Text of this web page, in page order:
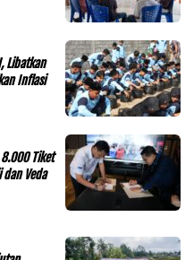
Libatkan
Inflasi
Tiket
Veda